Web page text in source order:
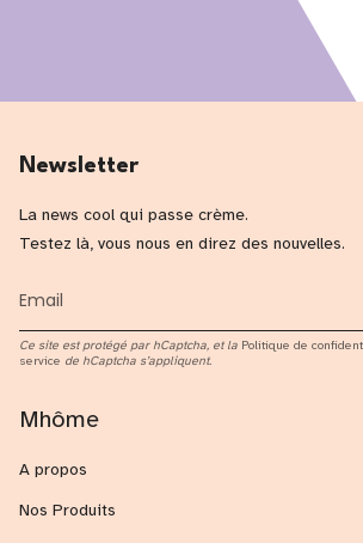
Newsletter
La news cool qui passe crème.
Testez là, vous nous en direz des nouvelles.
Ce site est protégé par hCaptcha, et la Politique de
service de hCaptcha s’appliquent.
Mhôme
A propos
Nos Produits